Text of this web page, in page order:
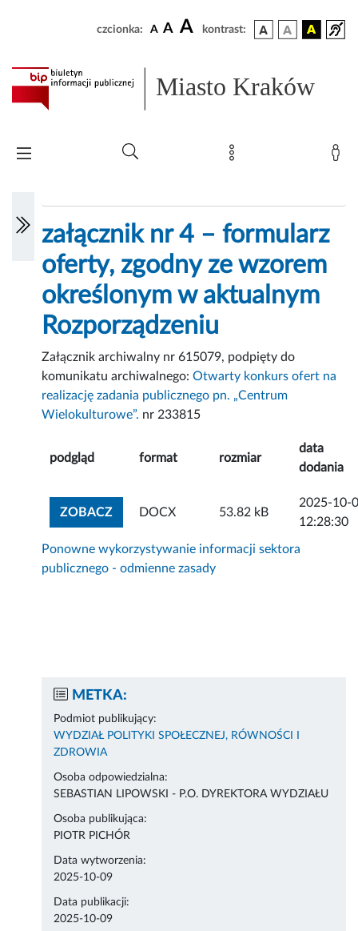
czcionka: A A A kontrast:
Miasto Kraków
załącznik nr 4 – formularz
oferty, zgodny ze wzorem
określonym w aktualnym
Rozporządzeniu
Załącznik archiwalny nr 615079, podpięty do
komunikatu archiwalnego:Otwarty konkurs ofert na
realizację zadania publicznego pn. „Centrum
Wielokulturowe”. nr 233815
podgląd format rozmiar
data
dodania
ZOBACZZOBACZ ZAŁĄCZNIK
DOCX 53.82 kB
2025-10-
12:28:30
Ponowne wykorzystywanie informacji sektora
publicznego - odmienne zasady
METKA:
Podmiot publikujący:
WYDZIAŁ POLITYKI SPOŁECZNEJ, RÓWNOŚCI I
ZDROWIA
Osoba odpowiedzialna:
SEBASTIAN LIPOWSKI - P.O. DYREKTORA WYDZIAŁU
Osoba publikująca:
PIOTR PICHÓR
Data wytworzenia:
2025-10-09
Data publikacji:
2025-10-09